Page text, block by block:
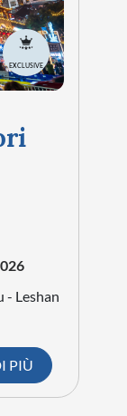
EXCLUSIVE
- Leshan
PIÙ